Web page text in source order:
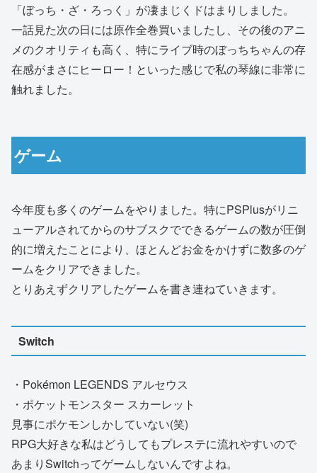
「ぼっち・ざ・ろっく」が凄まじくドはまりしました。
一話見た次の日には原作全巻買いましたし、その後のアニ
メのクオリティも高く、特にライブ時のぼっちちゃんの存
在感がまさにヒーロー！といった感じで私の琴線に非常に
触れました。
ゲーム
今年度も多くのゲームをやりました。特にPSPlusがリニ
ューアルされてからのサブスクでできるゲームの数が圧倒
的に増えたことにより、ほとんどお金をかけずに数多のゲ
ームをクリアできました。
とりあえずクリアしたゲームを書き連ねていきます。
Switch
・Pokémon LEGENDS アルセウス
・ポケットモンスター スカーレット
見事にポケモンしかしていない(笑)
RPG大好きな私はどうしてもプレステに流れやすいので
あまりSwitchってゲームしないんですよね。